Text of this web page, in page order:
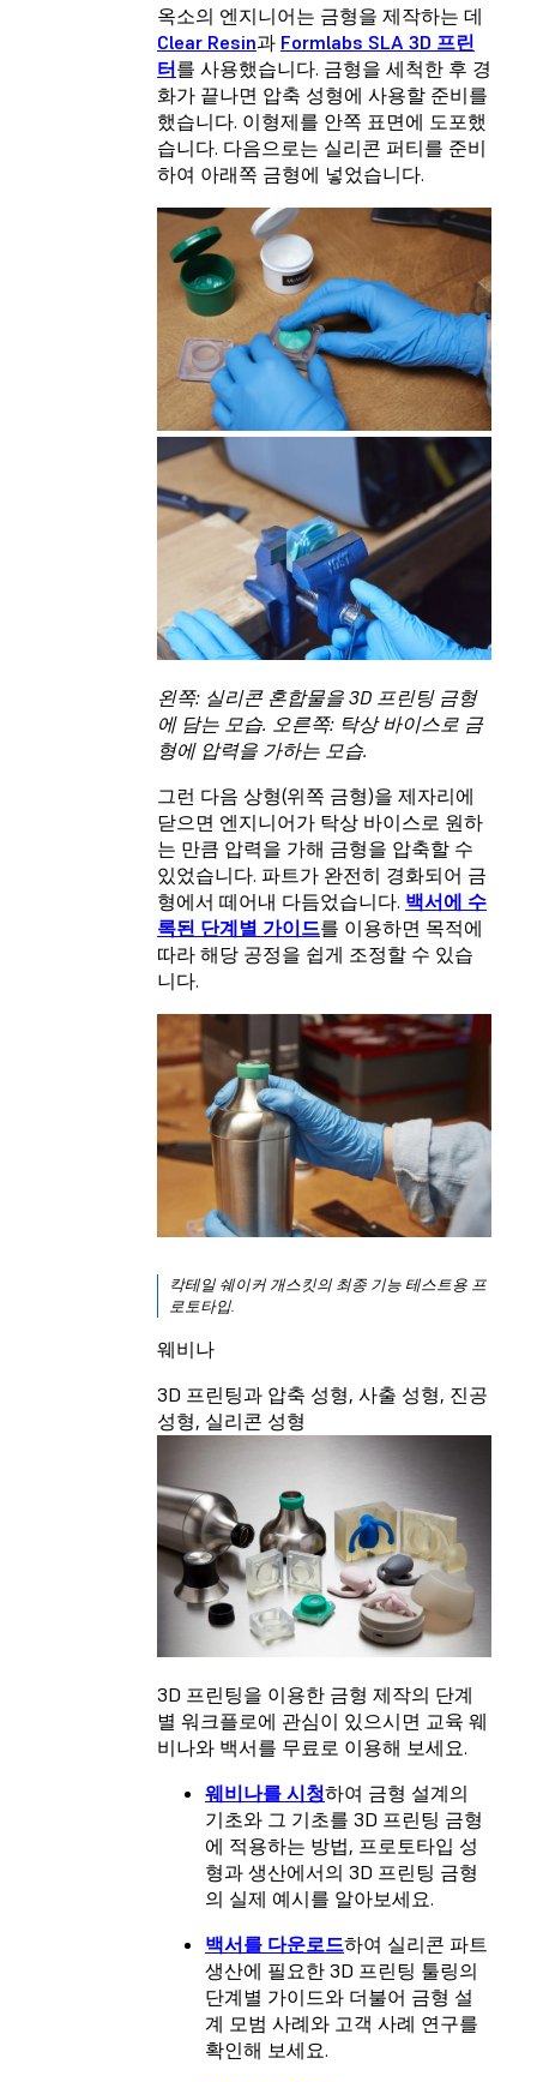
옥소의 엔지니어는 금형을 제작하는 데
Clear Resin과 Formlabs SLA 3D 프린
터를 사용했습니다. 금형을 세척한 후 경
화가 끝나면 압축 성형에 사용할 준비를
했습니다. 이형제를 안쪽 표면에 도포했
습니다. 다음으로는 실리콘 퍼티를 준비
하여 아래쪽 금형에 넣었습니다.
왼쪽: 실리콘 혼합물을 3D 프린팅 금형
에 담는 모습. 오른쪽: 탁상 바이스로 금
형에 압력을 가하는 모습.
그런 다음 상형(위쪽 금형)을 제자리에
닫으면 엔지니어가 탁상 바이스로 원하
는 만큼 압력을 가해 금형을 압축할 수
있었습니다. 파트가 완전히 경화되어 금
형에서 떼어내 다듬었습니다. 백서에 수
록된 단계별 가이드를 이용하면 목적에
따라 해당 공정을 쉽게 조정할 수 있습
니다.
칵테일 쉐이커 개스킷의 최종 기능 테스트용 프
로토타입.
웨비나
3D 프린팅과 압축 성형, 사출 성형, 진공
성형, 실리콘 성형
3D 프린팅을 이용한 금형 제작의 단계
별 워크플로에 관심이 있으시면 교육 웨
비나와 백서를 무료로 이용해 보세요.
웨비나를 시청하여 금형 설계의
기초와 그 기초를 3D 프린팅 금형
에 적용하는 방법, 프로토타입 성
형과 생산에서의 3D 프린팅 금형
의 실제 예시를 알아보세요.
백서를 다운로드하여 실리콘 파트
생산에 필요한 3D 프린팅 툴링의
단계별 가이드와 더불어 금형 설
계 모범 사례와 고객 사례 연구를
확인해 보세요.